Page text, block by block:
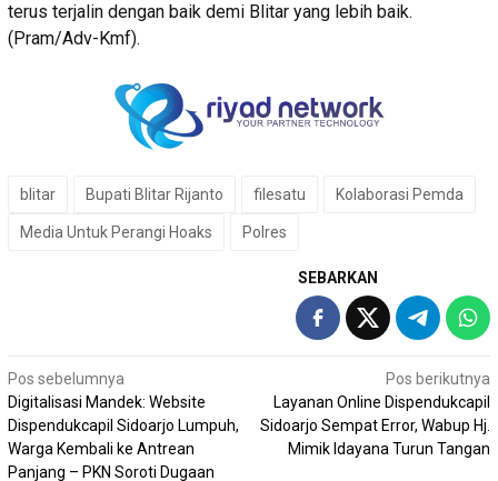
terus terjalin dengan baik demi Blitar yang lebih baik.
(Pram/Adv-Kmf).
blitar Bupati Blitar Rijanto filesatu Kolaborasi Pemda
Media Untuk Perangi Hoaks Polres
SEBARKAN
Navigasi
pos
Pos sebelumnya
Digitalisasi Mandek: Website
Dispendukcapil Sidoarjo Lumpuh,
Warga Kembali ke Antrean
Panjang – PKN Soroti Dugaan
Pos berikutnya
Layanan Online Dispendukcapil
Sidoarjo Sempat Error, Wabup Hj.
Mimik Idayana Turun Tangan